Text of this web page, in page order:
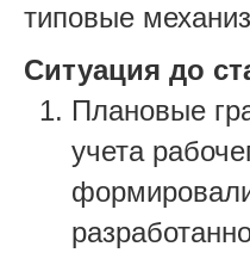
типовые
Ситуация до
Плановые
учета